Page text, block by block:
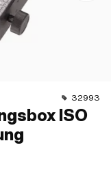
32993
ISO